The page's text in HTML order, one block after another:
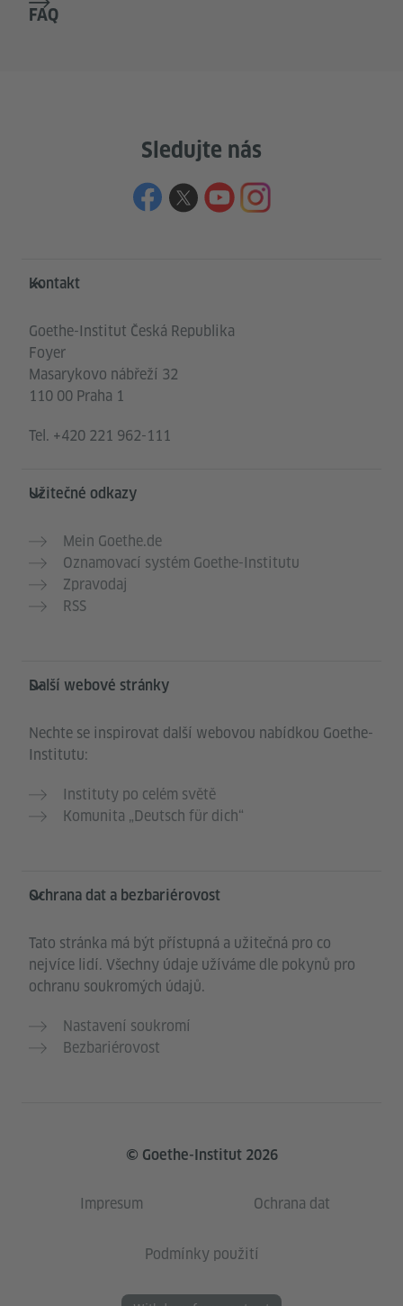
FAQ
Sledujte nás
Service- und Informationsbereich
Kontakt
Goethe-Institut Česká Republika
Foyer
Masarykovo nábřeží 32
110 00 Praha 1
Tel. +420 221 962-111
Užitečné odkazy
Mein Goethe.de
Oznamovací systém Goethe-Institutu
Zpravodaj
RSS
Další webové stránky
Nechte se inspirovat další webovou nabídkou Goethe-
Institutu:
Instituty po celém světě
Komunita „Deutsch für dich“
Ochrana dat a bezbariérovost
Tato stránka má být přístupná a užitečná pro co
nejvíce lidí. Všechny údaje užíváme dle pokynů pro
ochranu soukromých údajů.
Nastavení soukromí
Bezbariérovost
© Goethe-Institut 2026
Impresum Ochrana dat
Podmínky použití